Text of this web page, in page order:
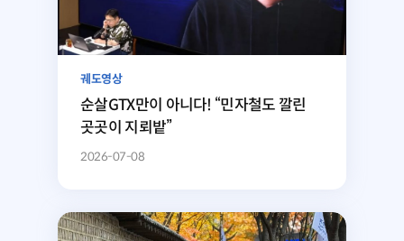
궤도영상
순살GTX만이 아니다! “민자철도 깔린
곳곳이 지뢰밭”
2026-07-08